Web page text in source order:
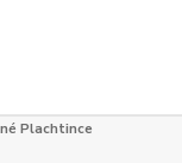
Plachtince